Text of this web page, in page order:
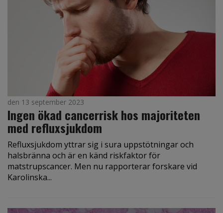
den 13 september 2023
Ingen ökad cancerrisk hos majoriteten
med refluxsjukdom
Refluxsjukdom yttrar sig i sura uppstötningar och
halsbränna och är en känd riskfaktor för
matstrupscancer. Men nu rapporterar forskare vid
Karolinska...